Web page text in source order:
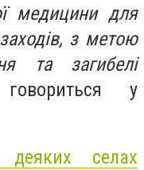
медицини для
з метою
та загибелі
у
селах